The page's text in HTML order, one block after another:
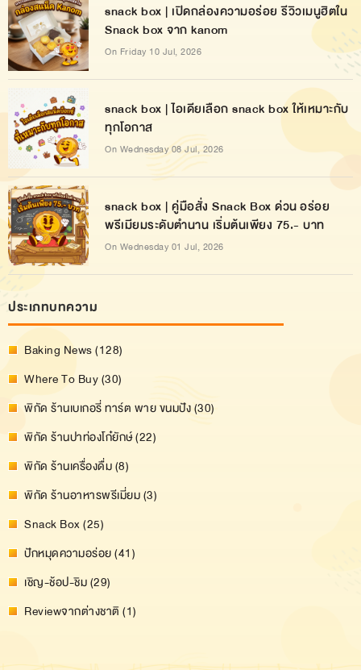
snack box | เปิดกล่องความอร่อย รีวิวเมนูฮิตใน
Snack box จาก kanom
On Friday 10 Jul, 2026
snack box | ไอเดียเลือก snack box ให้เหมาะกับ
ทุกโอกาส
On Wednesday 08 Jul, 2026
snack box | คู่มือสั่ง Snack Box ด่วน อร่อย
พรีเมียมระดับตำนาน เริ่มต้นเพียง 75.- บาท
On Wednesday 01 Jul, 2026
ประเภทบทความ
Baking News (128)
Where To Buy (30)
พิกัด ร้านเบเกอรี่ ทาร์ต พาย ขนมปัง (30)
พิกัด ร้านปาท่องโก๋ยักษ์ (22)
พิกัด ร้านเครื่องดื่ม (8)
พิกัด ร้านอาหารพรีเมี่ยม (3)
Snack Box (25)
ปักหมุดความอร่อย (41)
เชิญ-ช้อป-ชิม (29)
Reviewจากต่างชาติ (1)